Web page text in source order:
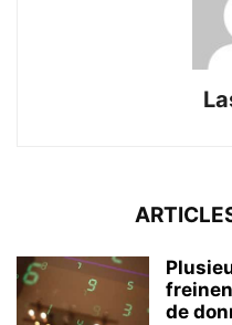
de